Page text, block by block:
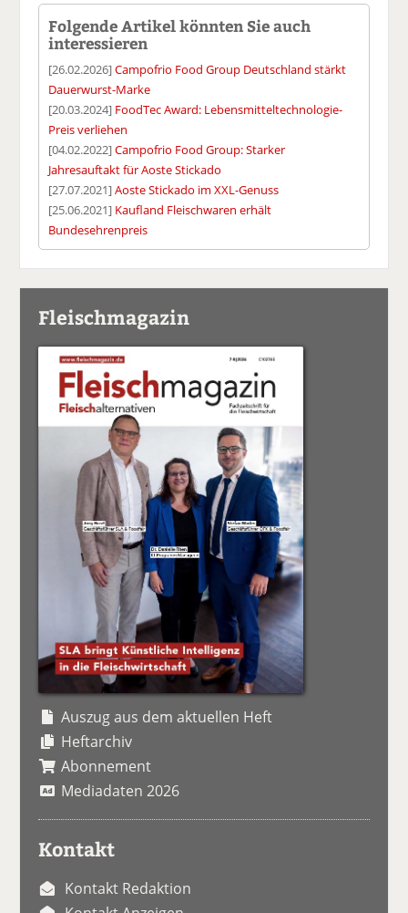
Folgende Artikel könnten Sie auch
interessieren
[26.02.2026]Campofrio Food Group Deutschland stärkt
Dauerwurst-Marke
[20.03.2024] FoodTec Award: Lebensmitteltechnologie-
Preis verliehen
[04.02.2022]Campofrio Food Group: Starker
Jahresauftakt für Aoste Stickado
[27.07.2021]Aoste Stickado im XXL-Genuss
[25.06.2021] Kaufland Fleischwaren erhält
Bundesehrenpreis
Fleischmagazin
Auszug aus dem aktuellen Heft
Heftarchiv
Abonnement
Mediadaten 2026
Kontakt
Kontakt Redaktion